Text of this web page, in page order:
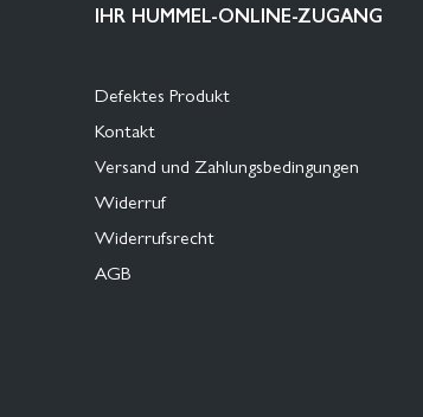
IHR HUMMEL-ONLINE-ZUGANG
Defektes Produkt
Kontakt
Versand und Zahlungsbedingungen
Widerruf
Widerrufsrecht
AGB